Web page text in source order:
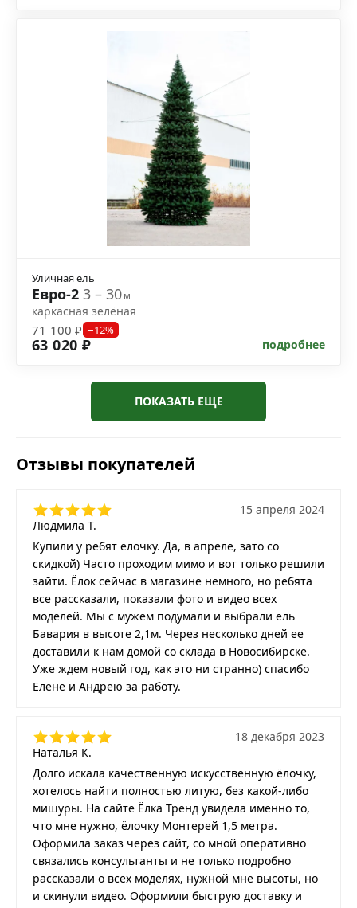
Уличная ель
Евро-2 3 – 30м
каркасная зелёная
71 100 ₽ −12%
63 020 ₽ подробнее
ПОКАЗАТЬ ЕЩЕ
Отзывы покупателей
Людмила Т.
15 апреля 2024
Купили у ребят елочку. Да, в апреле, зато со
скидкой) Часто проходим мимо и вот только решили
зайти. Ёлок сейчас в магазине немного, но ребята
все рассказали, показали фото и видео всех
моделей. Мы с мужем подумали и выбрали ель
Бавария в высоте 2,1м. Через несколько дней ее
доставили к нам домой со склада в Новосибирске.
Уже ждем новый год, как это ни странно) спасибо
Елене и Андрею за работу.
Наталья К.
18 декабря 2023
Долго искала качественную искусственную ёлочку,
хотелось найти полностью литую, без какой-либо
мишуры. На сайте Ёлка Тренд увидела именно то,
что мне нужно, ёлочку Монтерей 1,5 метра.
Оформила заказ через сайт, со мной оперативно
связались консультанты и не только подробно
рассказали о всех моделях, нужной мне высоты, но
и скинули видео. Оформили быструю доставку и